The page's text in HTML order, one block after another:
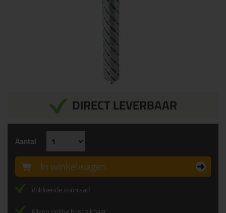
DIRECT LEVERBAAR
Aantal
In winkelwagen
Voldoende voorraad